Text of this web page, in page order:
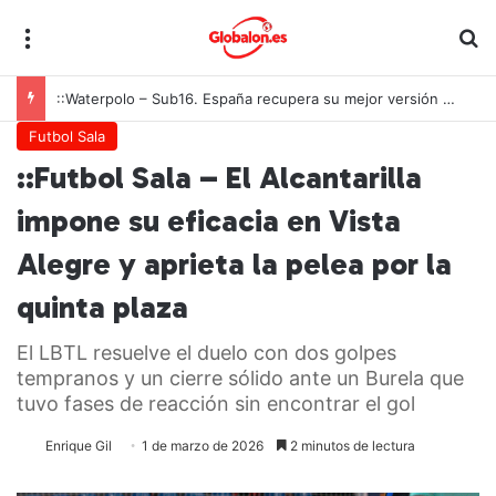
::Waterpolo – Sub16. España recupera su mejor versión y arrolla a Polonia en Zagreb
Futbol Sala
::Futbol Sala – El Alcantarilla
impone su eficacia en Vista
Alegre y aprieta la pelea por la
quinta plaza
El LBTL resuelve el duelo con dos golpes
tempranos y un cierre sólido ante un Burela que
tuvo fases de reacción sin encontrar el gol
Enrique Gil 1 de marzo de 2026 2 minutos de lectura